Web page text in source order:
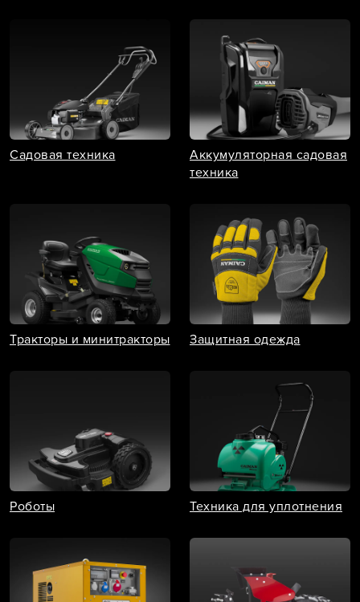
Садовая техника
Аккумуляторная садовая
техника
Тракторы и минитракторы Защитная одежда
Роботы Техника для уплотнения